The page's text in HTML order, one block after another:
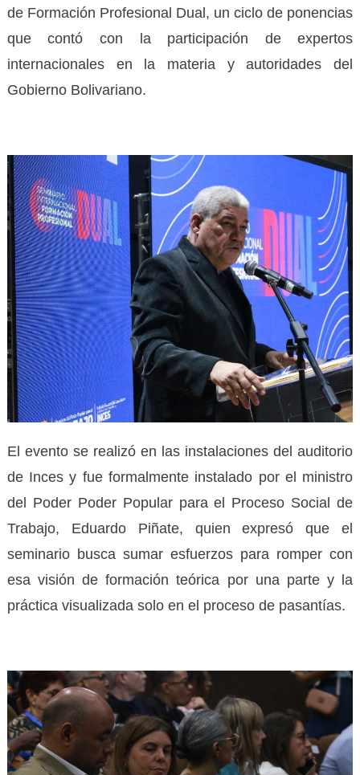
de Formación Profesional Dual, un ciclo de ponencias
que contó con la participación de expertos
internacionales en la materia y autoridades del
Gobierno Bolivariano.
El evento se realizó en las instalaciones del auditorio
de Inces y fue formalmente instalado por el ministro
del Poder Poder Popular para el Proceso Social de
Trabajo, Eduardo Piñate, quien expresó que el
seminario busca sumar esfuerzos para romper con
esa visión de formación teórica por una parte y la
práctica visualizada solo en el proceso de pasantías.